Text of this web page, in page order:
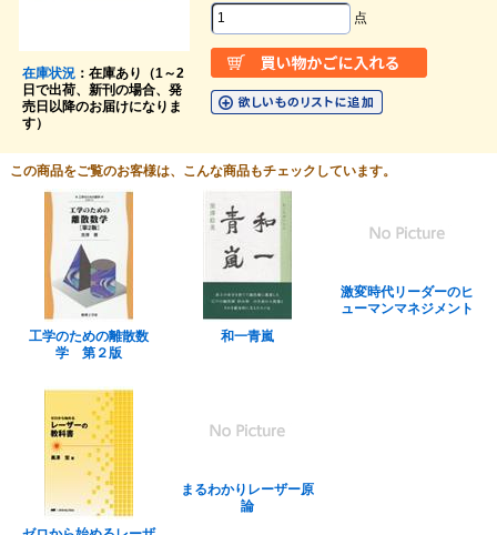
在庫状況：在庫あり（1～2
日で出荷、新刊の場合、発
売日以降のお届けになりま
す）
点
この商品をご覧のお客様は、こんな商品もチェックしています。
工学のための離散数
学 第２版
和一青嵐
激変時代リーダーのヒ
ューマンマネジメント
まるわかりレーザー原
論